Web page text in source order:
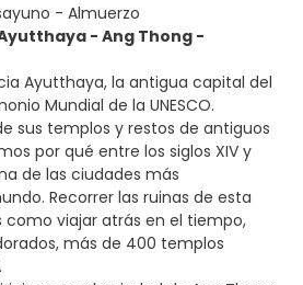
- Almuerzo
Ayutthaya - Ang Thong -
Ayutthaya, la antigua capital del
Mundial de la UNESCO.
sus templos y restos de antiguos
por qué entre los siglos XIV y
de las ciudades más
Recorrer las ruinas de esta
como viajar atrás en el tiempo,
más de 400 templos